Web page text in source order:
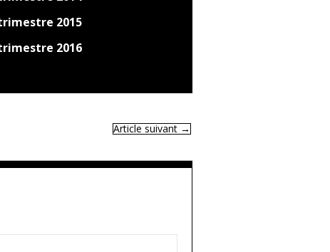
2015
2016
Article suivant→